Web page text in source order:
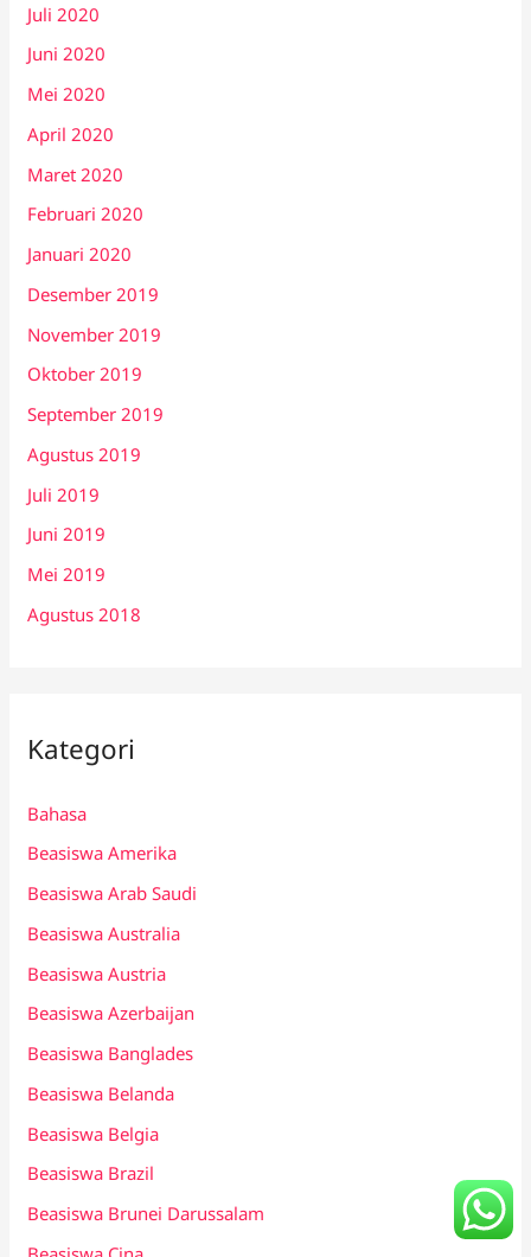
Juli 2020
Juni 2020
Mei 2020
April 2020
Maret 2020
Februari 2020
Januari 2020
Desember 2019
November 2019
Oktober 2019
September 2019
Agustus 2019
Juli 2019
Juni 2019
Mei 2019
Agustus 2018
Kategori
Bahasa
Beasiswa Amerika
Beasiswa Arab Saudi
Beasiswa Australia
Beasiswa Austria
Beasiswa Azerbaijan
Beasiswa Banglades
Beasiswa Belanda
Beasiswa Belgia
Beasiswa Brazil
Beasiswa Brunei Darussalam